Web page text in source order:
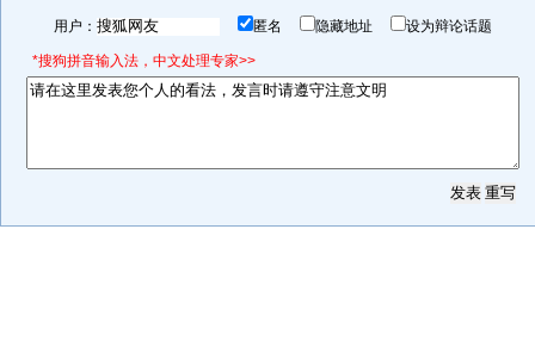
用户： 匿名 隐藏地址 设为辩论话题
*搜狗拼音输入法，中文处理专家>>